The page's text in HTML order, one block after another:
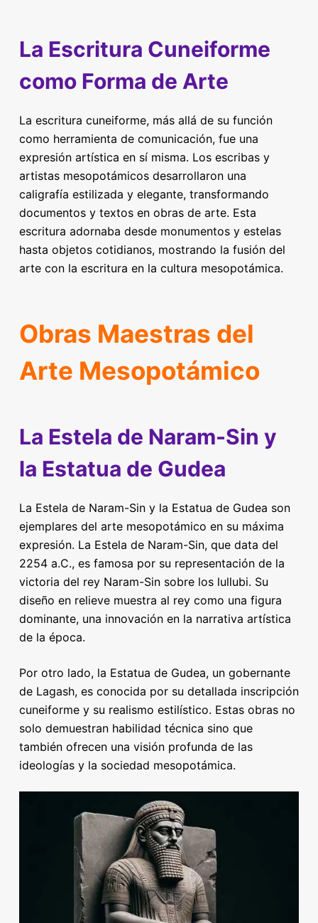
La Escritura Cuneiforme
como Forma de Arte
La escritura cuneiforme, más allá de su función
como herramienta de comunicación, fue una
expresión artística en sí misma. Los escribas y
artistas mesopotámicos desarrollaron una
caligrafía estilizada y elegante, transformando
documentos y textos en obras de arte. Esta
escritura adornaba desde monumentos y estelas
hasta objetos cotidianos, mostrando la fusión del
arte con la escritura en la cultura mesopotámica.
Obras Maestras del
Arte Mesopotámico
La Estela de Naram-Sin y
la Estatua de Gudea
La Estela de Naram-Sin y la Estatua de Gudea son
ejemplares del arte mesopotámico en su máxima
expresión. La Estela de Naram-Sin, que data del
2254 a.C., es famosa por su representación de la
victoria del rey Naram-Sin sobre los lullubi. Su
diseño en relieve muestra al rey como una figura
dominante, una innovación en la narrativa artística
de la época.
Por otro lado, la Estatua de Gudea, un gobernante
de Lagash, es conocida por su detallada inscripción
cuneiforme y su realismo estilístico. Estas obras no
solo demuestran habilidad técnica sino que
también ofrecen una visión profunda de las
ideologías y la sociedad mesopotámica.